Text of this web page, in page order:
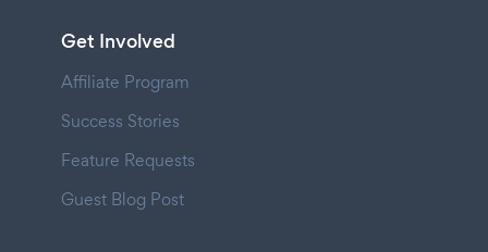
Get Involved
Affiliate Program
Success Stories
Feature Requests
Guest Blog Post